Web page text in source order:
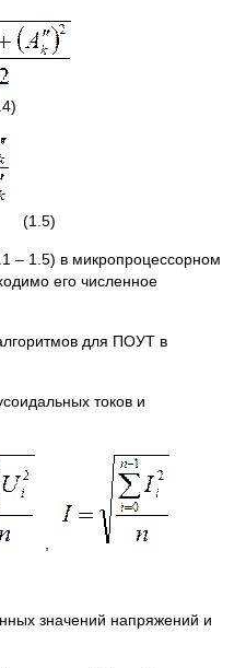
– 1.5) в микропроцессорном
его численное
для ПОУТ в
токов и
значений напряжений и